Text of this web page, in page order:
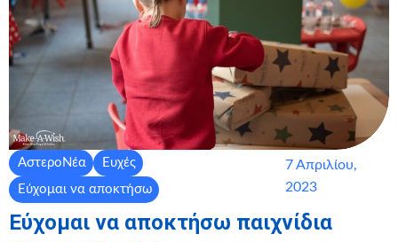
ΑστεροΝέα
Ευχές
Εύχομαι να αποκτήσω
7 Απριλίου,
2023
Εύχομαι να αποκτήσω παιχνίδια